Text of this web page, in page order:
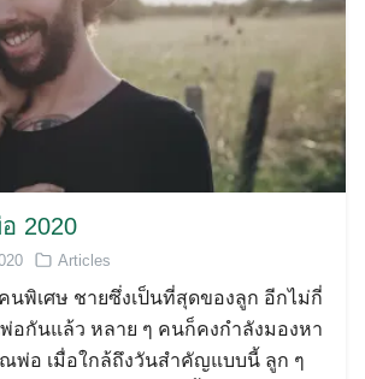
2020
Articles
พิเศษ ชายซึ่งเป็นที่สุดของลูก อีกไม่กี่
อกันแล้ว หลาย ๆ คนก็คงกำลังมองหา
พ่อ เมื่อใกล้ถึงวันสำคัญแบบนี้ ลูก ๆ